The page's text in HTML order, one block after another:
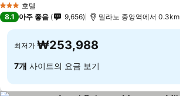
3 성급 호텔
8.1 아주 좋음 9,656 밀라노 중앙역에서 0.3km
최저가 ₩253,988
7개 사이트의 요금 보기